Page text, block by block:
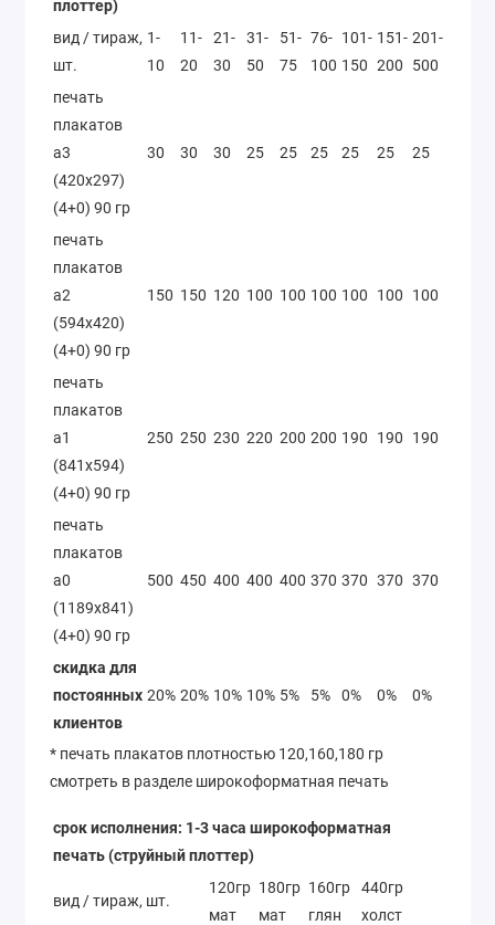
плоттер)
вид / тираж,
шт.
1-
10
11-
20
21-
30
31-
50
51-
75
76-
100
101-
150
151-
200
201-
500
печать
плакатов
а3
(420х297)
(4+0) 90 гр
30 30 30 25 25 25 25 25 25
печать
плакатов
а2
(594х420)
(4+0) 90 гр
150 150 120 100 100 100 100 100 100
печать
плакатов
а1
(841х594)
(4+0) 90 гр
250 250 230 220 200 200 190 190 190
печать
плакатов
а0
(1189х841)
(4+0) 90 гр
500 450 400 400 400 370 370 370 370
скидка для
постоянных
клиентов
20% 20% 10% 10% 5% 5% 0% 0% 0%
* печать плакатов плотностью 120,160,180 гр
смотреть в разделе широкоформатная печать
срок исполнения: 1-3 часа широкоформатная
печать (струйный плоттер)
вид / тираж, шт.
120гр
мат
180гр
мат
160гр
глян
440гр
холст